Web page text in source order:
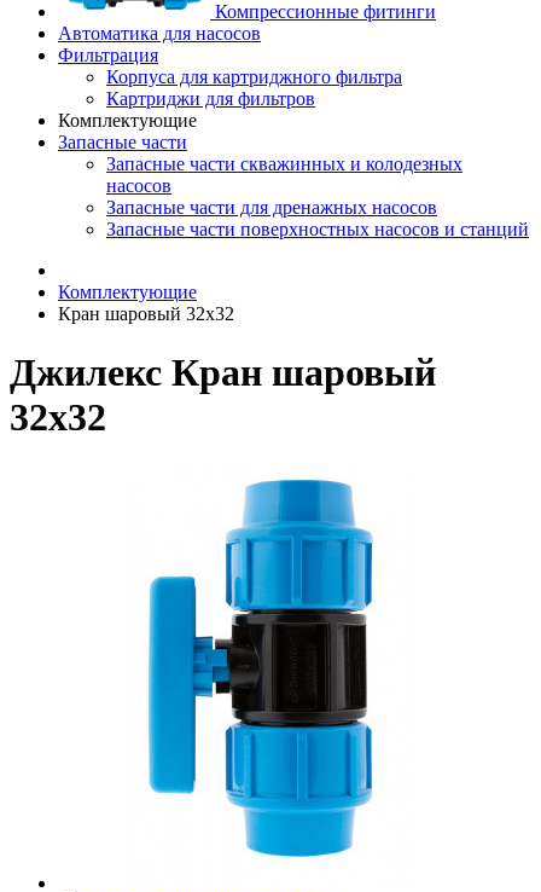
Компрессионные фитинги
Автоматика для насосов
Фильтрация
Корпуса для картриджного фильтра
Картриджи для фильтров
Комплектующие
Запасные части
Запасные части скважинных и колодезных
насосов
Запасные части для дренажных насосов
Запасные части поверхностных насосов и станций
Комплектующие
Кран шаровый 32х32
Джилекс Кран шаровый
32х32